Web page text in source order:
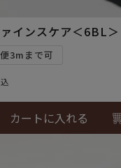
インスケア＜6BL＞
3mまで可
カートに入れる